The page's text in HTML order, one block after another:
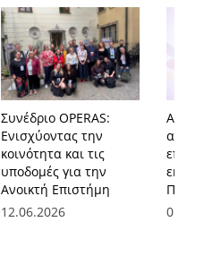
Συνέδριο OPERAS:
Ενισχύοντας την
κοινότητα και τις
υποδομές για την
Ανοικτή Επιστήμη
12.06.2026
AEGIS-
ασπίδα